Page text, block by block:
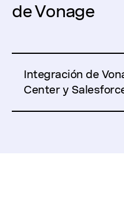
de Vonage
Integración de
Center y